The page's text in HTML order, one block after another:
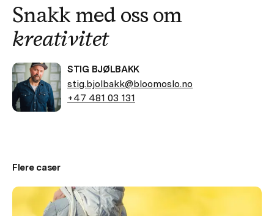
Snakk med oss om
kreativitet
STIG BJØLBAKK
stig.bjolbakk@bloomoslo.no
+47 481 03 131
Flere caser